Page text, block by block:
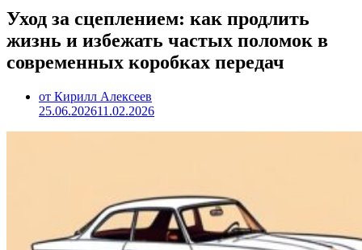
Уход за сцеплением: как продлить
жизнь и избежать частых поломок в
современных коробках передач
от Кирилл Алексеев
25.06.202611.02.2026